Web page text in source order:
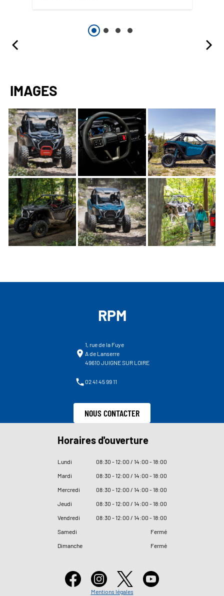
IMAGES
RPM
1, rue de la Fuye
A de Lanserre
49610 JUIGNE SUR LOIRE
02 41 45 99 11
NOUS CONTACTER
Horaires d'ouverture
Lundi 08:30 - 12:00 / 14:00 - 18:00
Mardi
08:30 - 12:00 / 14:00 - 18:00
Mercredi
08:30 - 12:00 / 14:00 - 18:00
Jeudi
08:30 - 12:00 / 14:00 - 18:00
Vendredi
08:30 - 12:00 / 14:00 - 18:00
Samedi
Fermé
Dimanche
Fermé
Mentions légales